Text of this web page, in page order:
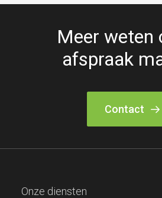
Meer weten
afspraak
Contact
Onze diensten